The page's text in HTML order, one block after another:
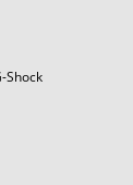
Shock